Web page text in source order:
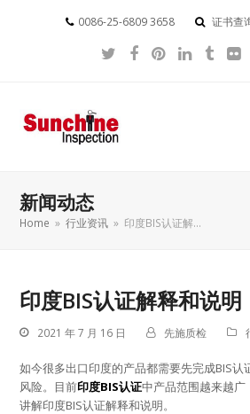
0086-25-6809 3658 证书查
Twitter
Facebook
Pinterest
LinkedIn
新闻动态
Home » 行业资讯 » 印度BIS认证解…
印度BIS认证解释和说明
2021 年 7 月 16 日 先施质检
如今很多出口印度的产品都需要先完成BIS认
风险。目前印度BIS认证中产品范围越来越广
讲解印度BIS认证解释和说明。